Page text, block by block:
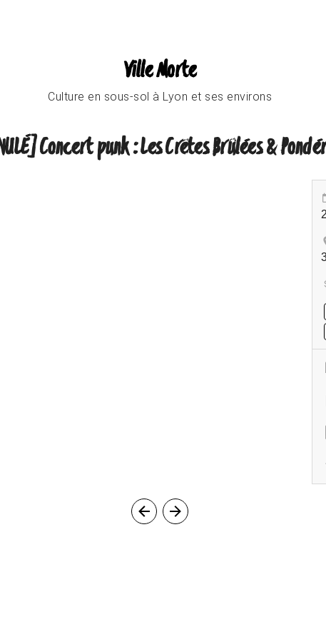
Ville Morte
Culture en sous-sol à Lyon et ses environs
Concert punk : Les Crêtes Brûlées &